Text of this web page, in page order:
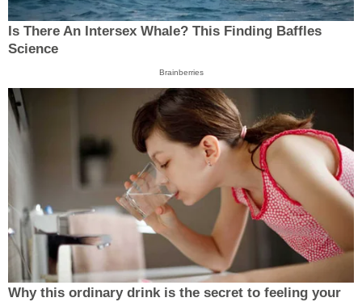
Is There An Intersex Whale? This Finding Baffles
Science
Brainberries
Why this ordinary drink is the secret to feeling your